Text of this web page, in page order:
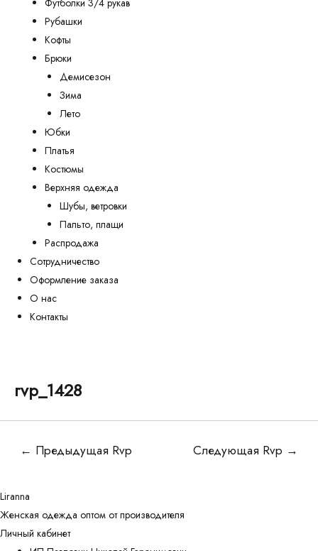
Рубашки
Кофты
Брюки
Демисезон
Зима
Лето
Юбки
Платья
Костюмы
Верхняя одежда
Шубы, ветровки
Пальто, плащи
Распродажа
Сотрудничество
Оформление заказа
О нас
Контакты
rvp_1428
Навигация
← Предыдущая Rvp Следующая Rvp →
Liranna
Женская одежда оптом от производителя
Личный кабинет